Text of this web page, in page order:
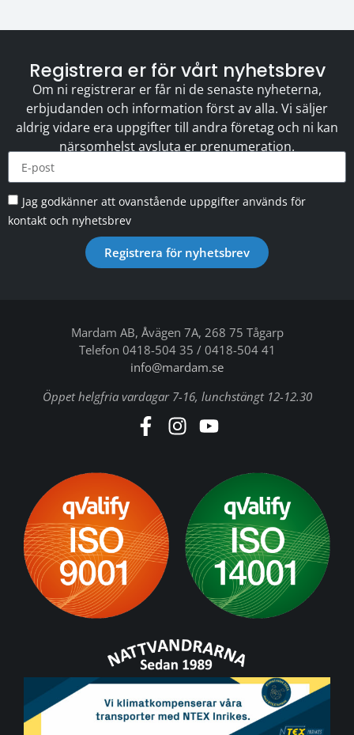
Registrera er för vårt nyhetsbrev
Om ni registrerar er får ni de senaste nyheterna,
erbjudanden och information först av alla. Vi säljer
aldrig vidare era uppgifter till andra företag och ni kan
närsomhelst avsluta er prenumeration.
Jag godkänner att ovanstående uppgifter används för
kontakt och nyhetsbrev
Registrera för nyhetsbrev
Mardam AB, Åvägen 7A, 268 75 Tågarp
Telefon 0418-504 35 / 0418-504 41
info@mardam.se
Öppet helgfria vardagar 7-16, lunchstängt 12-12.30